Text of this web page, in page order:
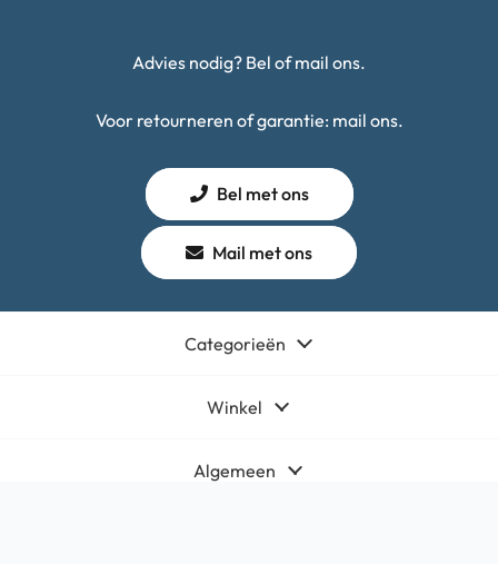
Advies nodig? Bel of mail ons.
Voor retourneren of garantie: mail ons.
Bel met ons
Mail met ons
Categorieën
Winkel
Algemeen